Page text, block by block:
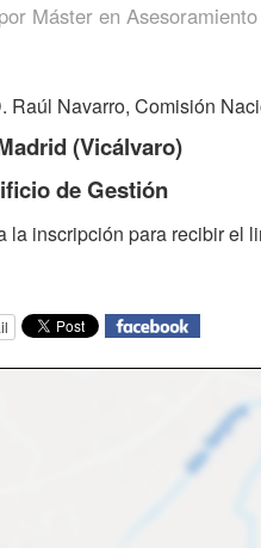
Máster en
Raúl Navarro, Comisión
(Vicálvaro)
de Gestión
la inscripción para recibir el